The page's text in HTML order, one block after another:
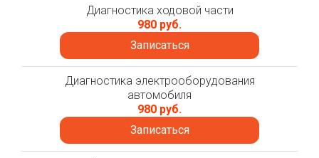
Диагностика ходовой части
980 руб.
Записаться
Диагностика электрооборудования
автомобиля
980 руб.
Записаться